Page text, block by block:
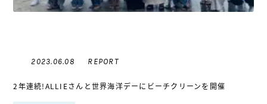
2023.06.08 REPORT
2年連続!ALLIEさんと世界海洋デーにビーチクリーンを開催